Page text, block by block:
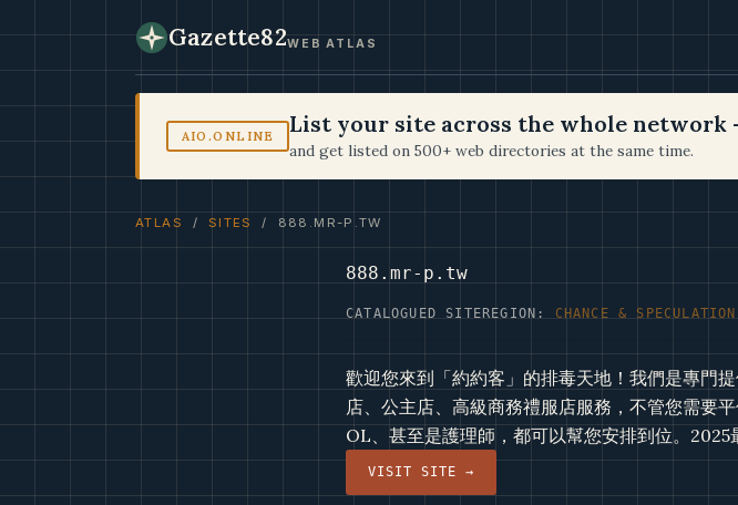
Gazette82WEB ATLAS
AIO.ONLINE List your site across the whole network
and get listed on 500+ web directories at the same time.
ATLAS / SITES / 888.MR-P.TW
888.mr-p.tw
CATALOGUED SITE REGION: CHANCE &
歡迎您來到「約約客」的排毒天地！我們是專門
店、公主店、高級商務禮服店服務，不管您需要
OL、甚至是護理師，都可以幫您安排到位。
VISIT SITE →